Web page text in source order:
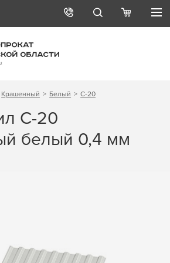
Крашенный Белый С-20
С-20
белый 0,4 мм